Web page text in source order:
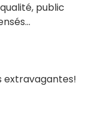
public
extravagantes!